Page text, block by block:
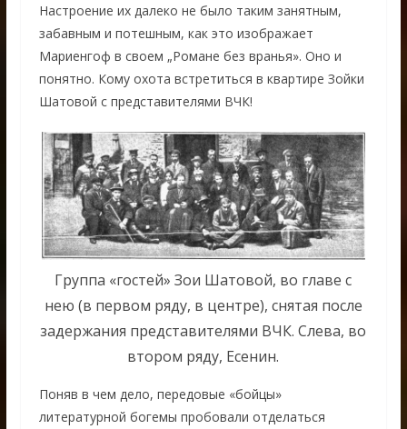
Настроение их далеко не было таким занятным,
забавным и потешным, как это изображает
Мариенгоф в своем „Романе без вранья». Оно и
понятно. Кому охота встретиться в квартире Зойки
Шатовой с представителями ВЧК!
Группа «гостей» Зои Шатовой, во главе с
нею (в первом ряду, в центре), снятая после
задержания представителями ВЧК. Слева, во
втором ряду, Есенин.
Поняв в чем дело, передовые «бойцы»
литературной богемы пробовали отделаться